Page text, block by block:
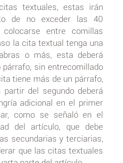
textuales, estas irán
de no exceder las 40
entre comillas
la cita textual tenga una
o más, esta deberá
párrafo, sin entrecomillado
tiene más de un párrafo,
del segundo deberá
adicional en el primer
como se señaló en el
del artículo, que debe
secundarias y terciarias,
que las citas textuales